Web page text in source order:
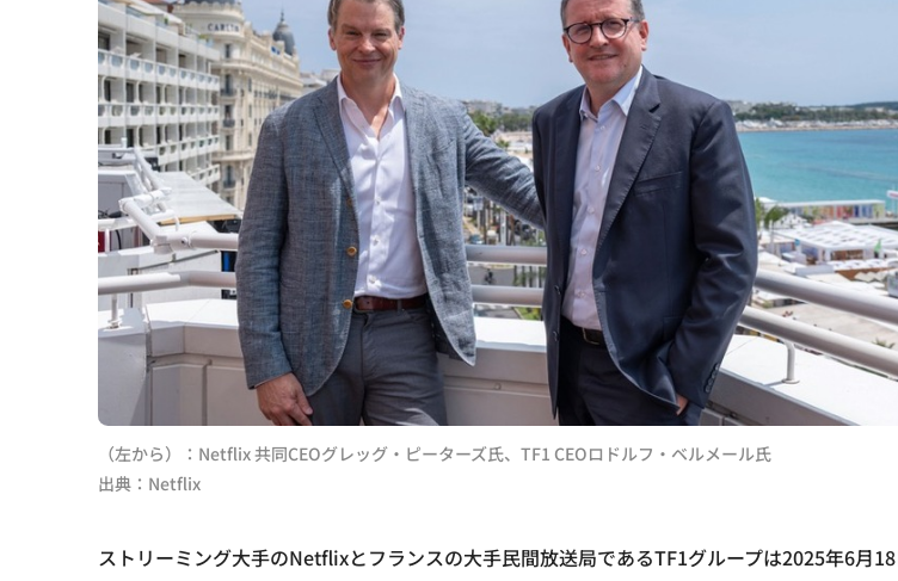
出典：Netflix
（左から）：Netflix 共同CEOグレッグ・ピーターズ氏、TF1 CEOロドルフ・ベルメール氏
ストリーミング大手のNetflixとフランスの大手民間放送局であるTF1グループは2025年6月